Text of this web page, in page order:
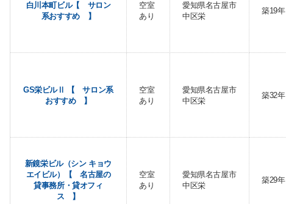
白川本町ビル【 サロン
系おすすめ 】
空室
あり
愛知県名古屋市
中区栄
築19年
GS栄ビルⅡ 【 サロン系
おすすめ 】
空室
あり
愛知県名古屋市
中区栄
築32年
新鏡栄ビル（シン キョウ
エイビル）【 名古屋の
貸事務所・貸オフィ
ス 】
空室
あり
愛知県名古屋市
中区栄
築29年